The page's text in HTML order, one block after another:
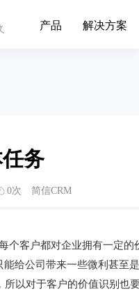
产品 解决方案
进装修行业往
通过数字化方
享受个性化的
务
0次 简信CRM
个客户都对企业拥有一定
给公司带来一些微利甚至
以对于客户的价值识别也